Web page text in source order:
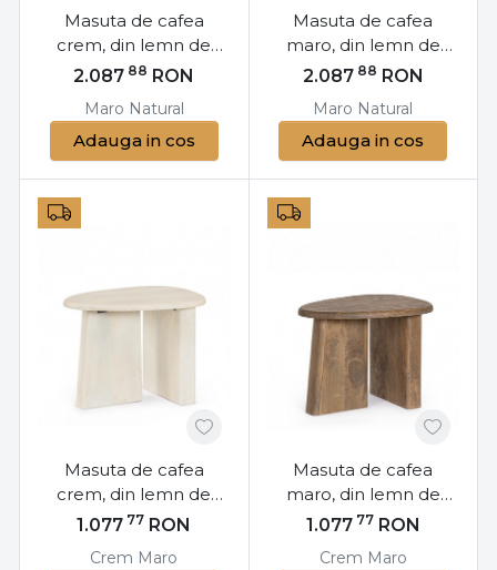
Masuta de cafea
crem, din lemn de
mango, Ø 75 cm,
2.087 88 RON
Maro Natural
Adauga in cos
Masuta de cafea
maro, din lemn de
mango, Ø 75 cm,
2.08788 RON
Maro Natural
Adauga in cos
Masuta de cafea
crem, din lemn de
mango, Zacatecas
1.077 77 RON
Crem Maro
Masuta de cafea
maro, din lemn de
mango, Zacatecas
1.07777 RON
Crem Maro